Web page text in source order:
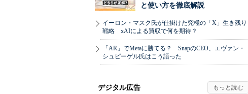
と使い方を徹底解説
イーロン・マスク氏が仕掛けた究極の「X」生き残り
戦略 xAIによる買収で何を期待？
「AR」でMetaに勝てる？ SnapのCEO、エヴァン・
シュピーゲル氏はこう語った
デジタル広告